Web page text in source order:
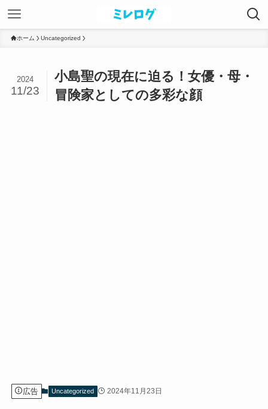
ホーム Uncategorized
小島聖の現在に迫る！女優・母・
冒険家としての多彩な顔
2024
11/23
広告 Uncategorized 2024年11月23日